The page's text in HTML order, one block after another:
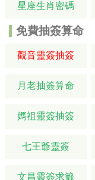
星座生肖密碼
免費抽簽算命
觀音靈簽抽簽
月老抽簽算命
媽祖靈簽抽簽
七王爺靈簽
文昌靈簽求籤